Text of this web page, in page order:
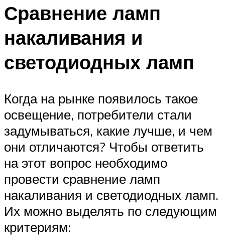
Сравнение ламп
накаливания и
светодиодных ламп
Когда на рынке появилось такое
освещение, потребители стали
задумываться, какие лучше, и чем
они отличаются? Чтобы ответить
на этот вопрос необходимо
провести сравнение ламп
накаливания и светодиодных ламп.
Их можно выделять по следующим
критериям: